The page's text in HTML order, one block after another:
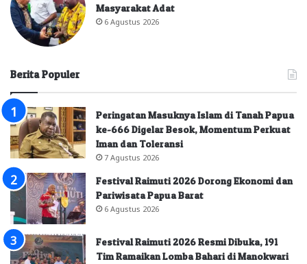
Masyarakat Adat
6 Agustus 2026
Berita Populer
Peringatan Masuknya Islam di Tanah Papua
ke-666 Digelar Besok, Momentum Perkuat
Iman dan Toleransi
7 Agustus 2026
Festival Raimuti 2026 Dorong Ekonomi dan
Pariwisata Papua Barat
6 Agustus 2026
Festival Raimuti 2026 Resmi Dibuka, 191
Tim Ramaikan Lomba Bahari di Manokwari